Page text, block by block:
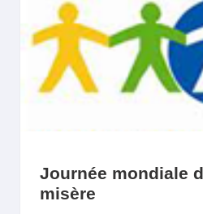
Journée mondiale
misère